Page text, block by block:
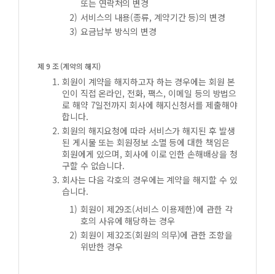
또는 연락처의 변경
서비스의 내용(종류, 계약기간 등)의 변경
요금납부 방식의 변경
제 9 조 (계약의 해지)
회원이 계약을 해지하고자 하는 경우에는 회원 본
인이 직접 온라인, 전화, 팩스, 이메일 등의 방법으
로 해약 7일전까지 회사에 해지신청서를 제출해야
합니다.
회원의 해지요청에 따라 서비스가 해지된 후 발생
된 게시물 또는 회원정보 소멸 등에 대한 책임은
회원에게 있으며, 회사에 이로 인한 손해배상을 청
구할 수 없습니다.
회사는 다음 각호의 경우에는 계약을 해지할 수 있
습니다.
회원이 제29조(서비스 이용제한)에 관한 각
호의 사유에 해당하는 경우
회원이 제32조(회원의 의무)에 관한 조항을
위반한 경우